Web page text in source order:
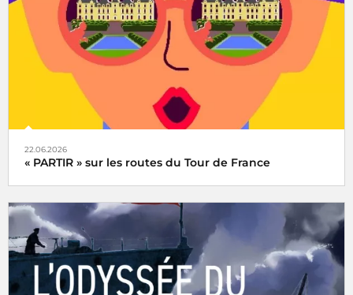
22.06.2026
« PARTIR » sur les routes du Tour de France